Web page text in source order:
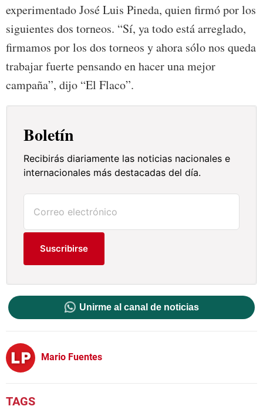
experimentado José Luis Pineda, quien firmó por los
siguientes dos torneos. “Sí, ya todo está arreglado,
firmamos por los dos torneos y ahora sólo nos queda
trabajar fuerte pensando en hacer una mejor
campaña”, dijo “El Flaco”.
Boletín
Recibirás diariamente las noticias nacionales e
internacionales más destacadas del día.
Suscribirse
Unirme al canal de noticias
Mario Fuentes